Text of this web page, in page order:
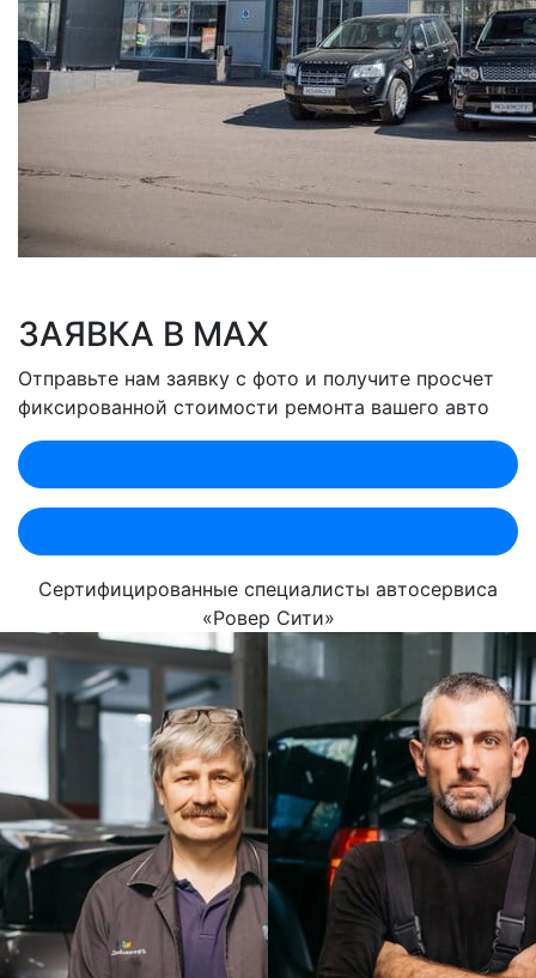
ЗАЯВКА В MAX
Отправьте нам заявку с фото и получите просчет
фиксированной стоимости ремонта вашего авто
Сертифицированные специалисты автосервиса
«Ровер Сити»